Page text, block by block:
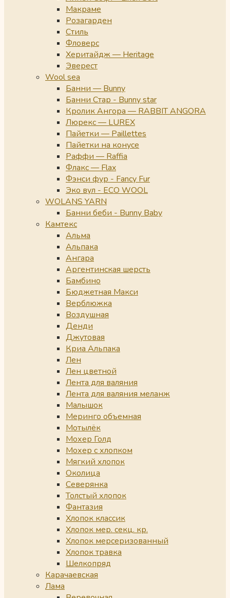
Макраме
Розагарден
Стиль
Фловерс
Херитайдж — Heritage
Эверест
Wool sea
Банни — Bunny
Банни Стар - Bunny star
Кролик Ангора — RABBIT ANGORA
Люрекс — LUREX
Пайетки — Paillettes
Пайетки на конусе
Раффи — Raffia
Флакс — Flax
Фэнси фур - Fancy Fur
Эко вул - ECO WOOL
WOLANS YARN
Банни беби - Bunny Baby
Камтекс
Альма
Альпака
Ангара
Аргентинская шерсть
Бамбино
Бюджетная Макси
Верблюжка
Воздушная
Денди
Джутовая
Криа Альпака
Лен
Лен цветной
Лента для валяния
Лента для валяния меланж
Малышок
Меринго объемная
Мотылёк
Мохер Голд
Мохер с хлопком
Мягкий хлопок
Околица
Северянка
Толстый хлопок
Фантазия
Хлопок классик
Хлопок мер. секц. кр.
Хлопок мерсеризованный
Хлопок травка
Шелкопряд
Карачаевская
Лама